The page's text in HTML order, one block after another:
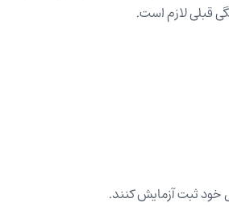
قبلی لازم است.
خود ثبت آزمایش کنند.